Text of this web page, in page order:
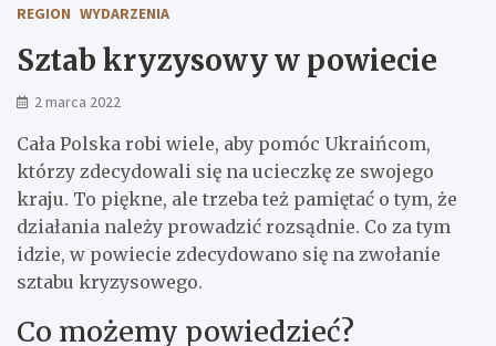
REGION WYDARZENIA
Sztab kryzysowy w powiecie
2 marca 2022
Cała Polska robi wiele, aby pomóc Ukraińcom,
którzy zdecydowali się na ucieczkę ze swojego
kraju. To piękne, ale trzeba też pamiętać o tym, że
działania należy prowadzić rozsądnie. Co za tym
idzie, w powiecie zdecydowano się na zwołanie
sztabu kryzysowego.
Co możemy powiedzieć?